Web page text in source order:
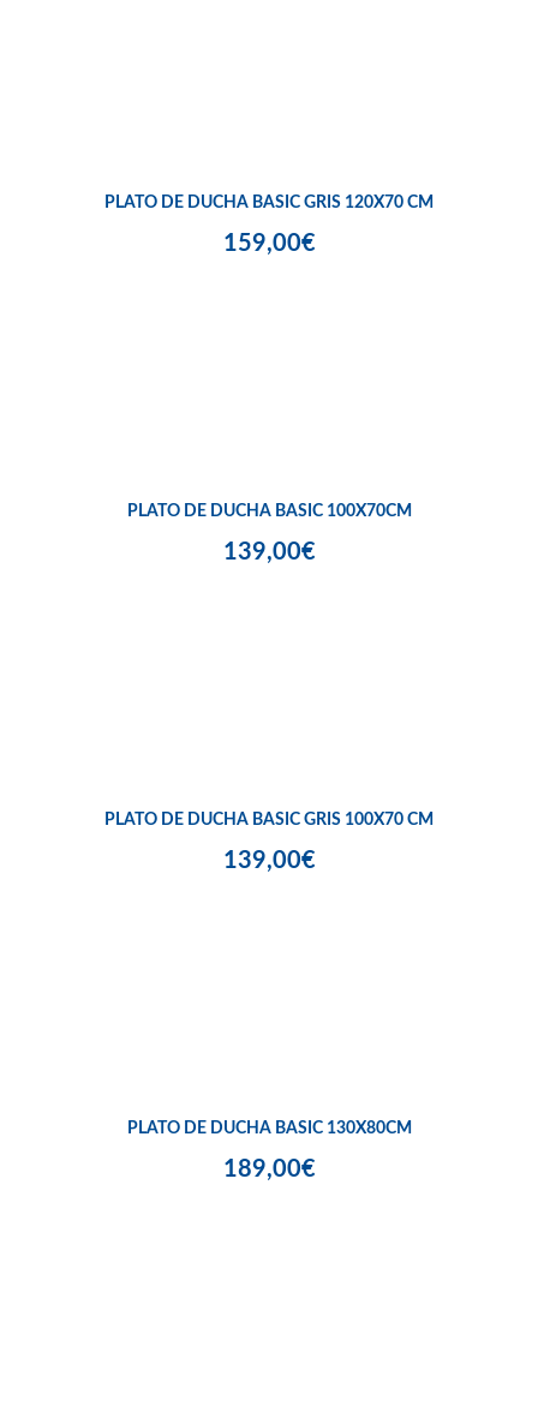
PLATO DE DUCHA BASIC GRIS 120X70 CM
159,00€
PLATO DE DUCHA BASIC 100X70CM
139,00€
PLATO DE DUCHA BASIC GRIS 100X70 CM
139,00€
PLATO DE DUCHA BASIC 130X80CM
189,00€